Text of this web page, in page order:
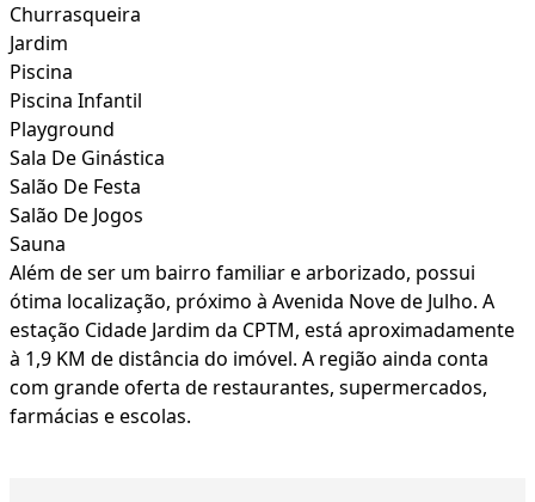
Churrasqueira
Jardim
Piscina
Piscina Infantil
Playground
Sala De Ginástica
Salão De Festa
Salão De Jogos
Sauna
Além de ser um bairro familiar e arborizado, possui
ótima localização, próximo à Avenida Nove de Julho. A
estação Cidade Jardim da CPTM, está aproximadamente
à 1,9 KM de distância do imóvel. A região ainda conta
com grande oferta de restaurantes, supermercados,
farmácias e escolas.